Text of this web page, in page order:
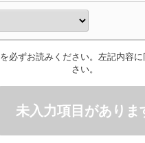
を必ずお読みください。左記内容
さい。
未入力項目がありま